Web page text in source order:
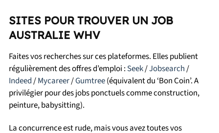
SITES POUR TROUVER UN JOB
AUSTRALIE WHV
Faites vos recherches sur ces plateformes. Elles publient
régulièrement des offres d’emploi : Seek/Jobsearch/
Indeed/Mycareer/Gumtree(équivalent du ‘Bon Coin’. A
privilégier pour des jobs ponctuels comme construction,
peinture, babysitting).
La concurrence est rude, mais vous avez toutes vos